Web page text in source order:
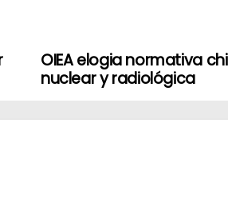
OIEA elogia normativa
nuclear y radiológica